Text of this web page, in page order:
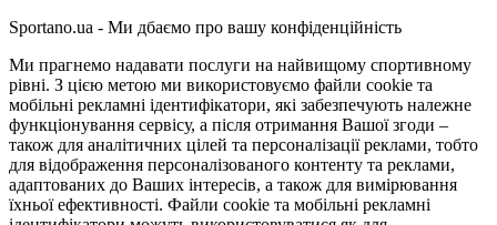
Sportano.ua - Ми дбаємо про вашу конфіденційність
Ми прагнемо надавати послуги на найвищому спортивному
рівні. З цією метою ми використовуємо файли cookie та
мобільні рекламні ідентифікатори, які забезпечують належне
функціонування сервісу, а після отримання Вашої згоди –
також для аналітичних цілей та персоналізації реклами, тобто
для відображення персоналізованого контенту та реклами,
адаптованих до Ваших інтересів, а також для вимірювання
їхньої ефективності. Файли cookie та мобільні рекламні